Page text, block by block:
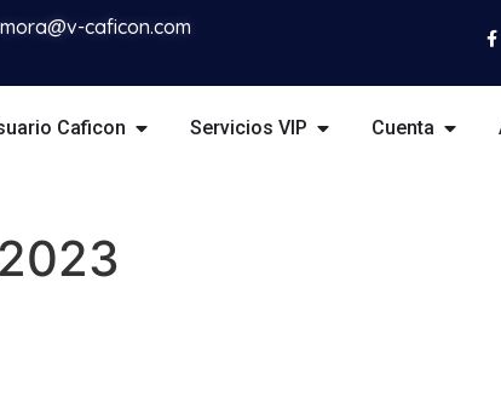
caficon.com
Caficon Servicios VIP Cuenta